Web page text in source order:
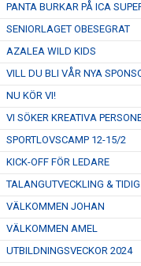
PANTA BURKAR PÅ ICA
SENIORLAGET OBESEGRAT
AZALEA WILD KIDS
VILL DU BLI VÅR NYA
NU KÖR VI!
VI SÖKER KREATIVA
SPORTLOVSCAMP 12-15/2
KICK-OFF FÖR LEDARE
TALANGUTVECKLING &
VÄLKOMMEN JOHAN
VÄLKOMMEN AMEL
UTBILDNINGSVECKOR 2024